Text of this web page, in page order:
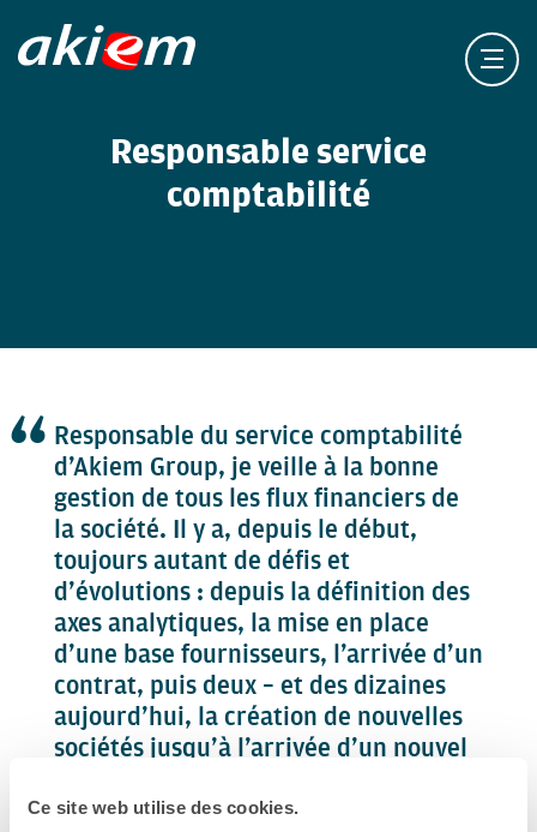
Ce site web utilise des cookies.
Responsable service
comptabilité
Responsable du service comptabilité
d’Akiem Group, je veille à la bonne
gestion de tous les flux financiers de
la société. Il y a, depuis le début,
toujours autant de défis et
d’évolutions : depuis la définition des
axes analytiques, la mise en place
d’une base fournisseurs, l’arrivée d’un
contrat, puis deux – et des dizaines
aujourd’hui, la création de nouvelles
sociétés jusqu’à l’arrivée d’un nouvel